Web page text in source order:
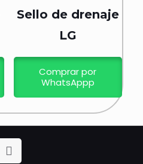
Sello de drenaje
LG
Comprar por
WhatsAppp